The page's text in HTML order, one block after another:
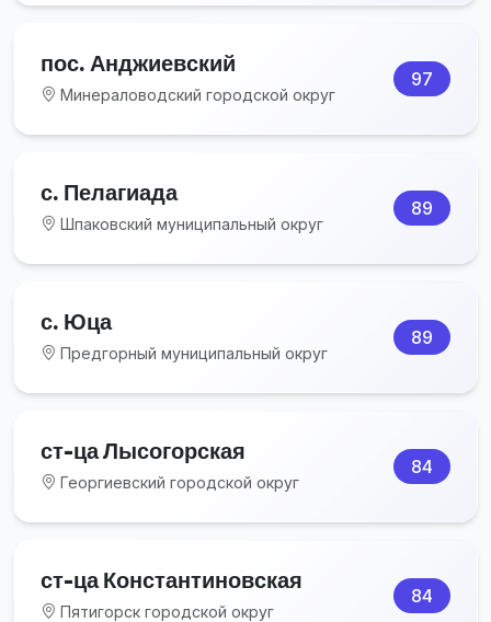
пос. Анджиевский
Минераловодский городской округ
97
с. Пелагиада
Шпаковский муниципальный округ
89
с. Юца
Предгорный муниципальный округ
89
ст-ца Лысогорская
Георгиевский городской округ
84
ст-ца Константиновская
Пятигорск городской округ
84